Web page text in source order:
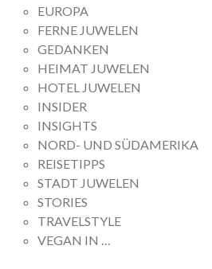
EUROPA
FERNE JUWELEN
GEDANKEN
HEIMAT JUWELEN
HOTEL JUWELEN
INSIDER
INSIGHTS
NORD- UND SÜDAMERIKA
REISETIPPS
STADT JUWELEN
STORIES
TRAVELSTYLE
VEGAN IN …